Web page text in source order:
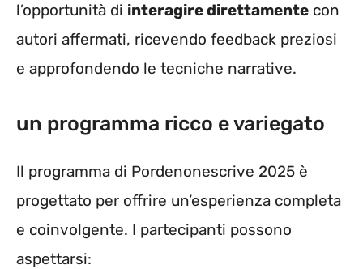
l’opportunità di interagire direttamente con
autori affermati, ricevendo feedback preziosi
e approfondendo le tecniche narrative.
un programma ricco e variegato
Il programma di Pordenonescrive 2025 è
progettato per offrire un’esperienza completa
e coinvolgente. I partecipanti possono
aspettarsi: